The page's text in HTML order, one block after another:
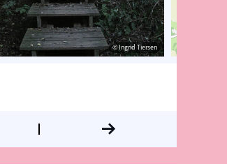
© Ingrid Tiersen© Ingrid Tiersen